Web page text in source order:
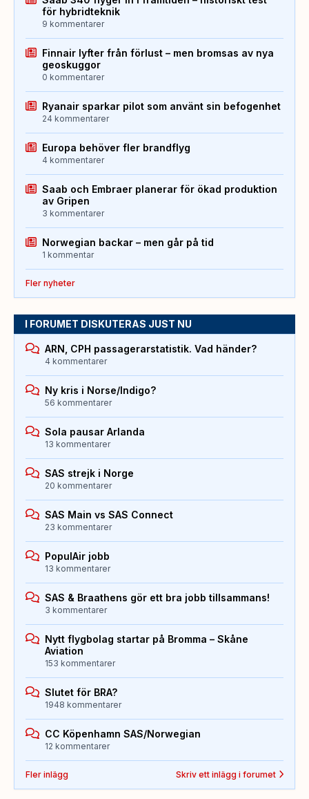
för hybridteknik
9 kommentarer
Finnair lyfter från förlust – men bromsas av nya
geoskuggor
0 kommentarer
Ryanair sparkar pilot som använt sin befogenhet
24 kommentarer
Europa behöver fler brandflyg
4 kommentarer
Saab och Embraer planerar för ökad produktion
av Gripen
3 kommentarer
Norwegian backar – men går på tid
1 kommentar
Fler nyheter
I FORUMET DISKUTERAS JUST NU
ARN, CPH passagerarstatistik. Vad händer?
4 kommentarer
Ny kris i Norse/Indigo?
56 kommentarer
Sola pausar Arlanda
13 kommentarer
SAS strejk i Norge
20 kommentarer
SAS Main vs SAS Connect
23 kommentarer
PopulAir jobb
13 kommentarer
SAS & Braathens gör ett bra jobb tillsammans!
3 kommentarer
Nytt flygbolag startar på Bromma – Skåne
Aviation
153 kommentarer
Slutet för BRA?
1948 kommentarer
CC Köpenhamn SAS/Norwegian
12 kommentarer
Fler inlägg Skriv ett inlägg i forumet